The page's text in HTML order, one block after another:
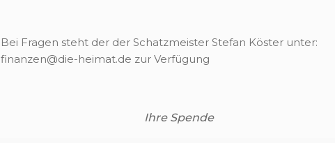
Bei Fragen steht der der Schatzmeister Stefan Köster unter:
finanzen@die-heimat.de zur Verfügung
Ihre Spende